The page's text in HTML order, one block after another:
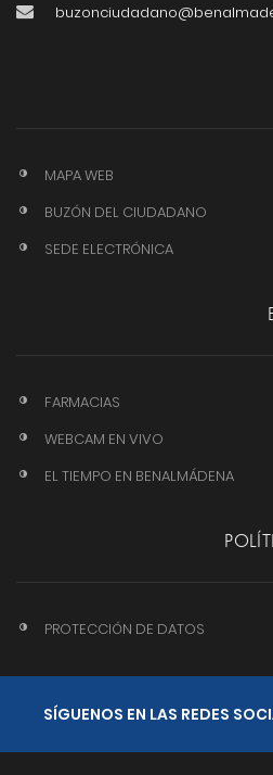
MAPA WEB
BUZÓN DEL CIUDADANO
SEDE ELECTRÓNICA
FARMACIAS
WEBCAM EN VIVO
EL TIEMPO EN BENALMÁDENA
PROTECCIÓN DE DATOS
SÍGUENOS EN LAS REDES